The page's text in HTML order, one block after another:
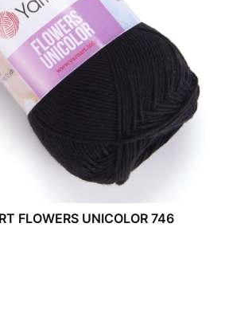
FLOWERS UNICOLOR 746